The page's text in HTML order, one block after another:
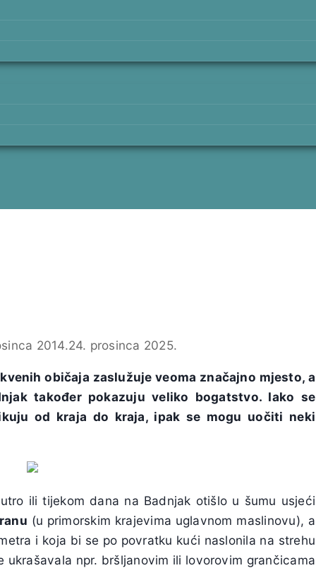
2014.24. prosinca 2025.
običaja zaslužuje veoma značajno mjesto, a
također pokazuju veliko bogatstvo. Iako se
od kraja do kraja, ipak se mogu uočiti neki
ili tijekom dana na Badnjak otišlo u šumu usjeći
(u primorskim krajevima uglavnom maslinovu), a
i koja bi se po povratku kući naslonila na strehu
ukrašavala npr. bršljanovim ili lovorovim grančicama